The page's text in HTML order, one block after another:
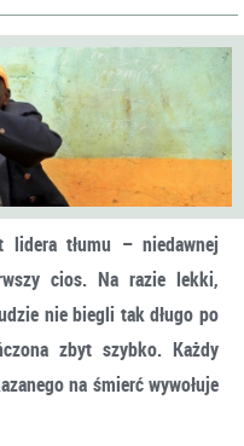
lidera tłumu – niedawnej
cios. Na razie lekki,
nie biegli tak długo po
zbyt szybko. Każdy
na śmierć wywołuje